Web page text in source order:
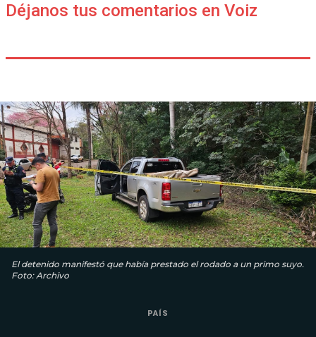
Déjanos tus comentarios en Voiz
El detenido manifestó que había prestado el rodado a un primo suyo.
Foto: Archivo
PAÍS